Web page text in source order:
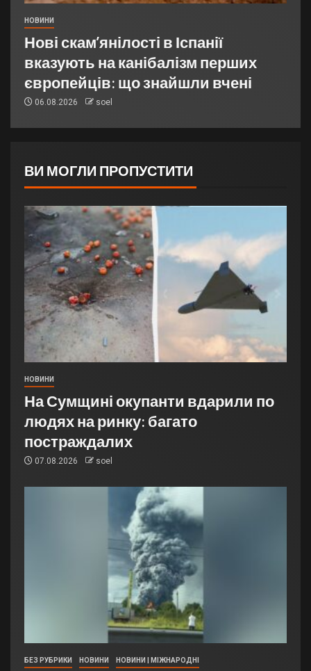
НОВИНИ
Нові скам’янілості в Іспанії
вказують на канібалізм перших
європейців: що знайшли вчені
06.08.2026 soel
ВИ МОГЛИ ПРОПУСТИТИ
НОВИНИ
На Сумщині окупанти вдарили по
людях на ринку: багато
постраждалих
07.08.2026 soel
БЕЗ РУБРИКИ НОВИНИ НОВИНИ | МІЖНАРОДНІ